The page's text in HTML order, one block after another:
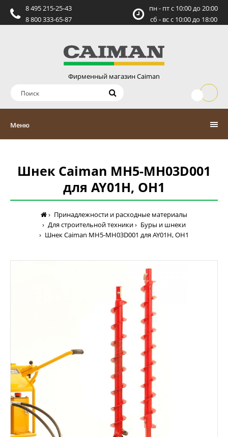
8 495 215-25-43
8 800 333-65-87
пн - пт c 10:00 до 20:00
сб - вс c 10:00 до 18:00
Фирменный магазин Caiman
Меню
Шнек Caiman MH5-MH03D001
для AY01H, OH1
Принадлежности и расходные материалы
Для строительной техники
Буры и шнеки
Шнек Caiman MH5-MH03D001 для AY01H, OH1